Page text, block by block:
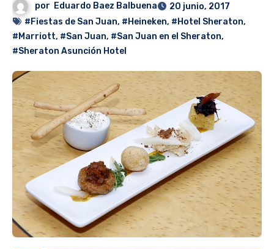
por Eduardo Baez Balbuena
20 junio, 2017
#Fiestas de San Juan, #Heineken, #Hotel Sheraton,
#Marriott, #San Juan, #San Juan en el Sheraton,
#Sheraton Asunción Hotel